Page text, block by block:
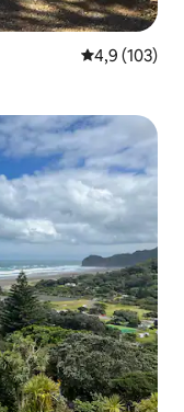
4,9 ud af 5 i
4,9 (103)